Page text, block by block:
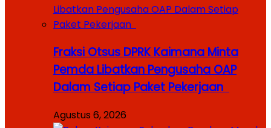
Fraksi Otsus DPRK Kaimana Minta
Pemda Libatkan Pengusaha OAP
Dalam Setiap Paket Pekerjaan
Agustus 6, 2026